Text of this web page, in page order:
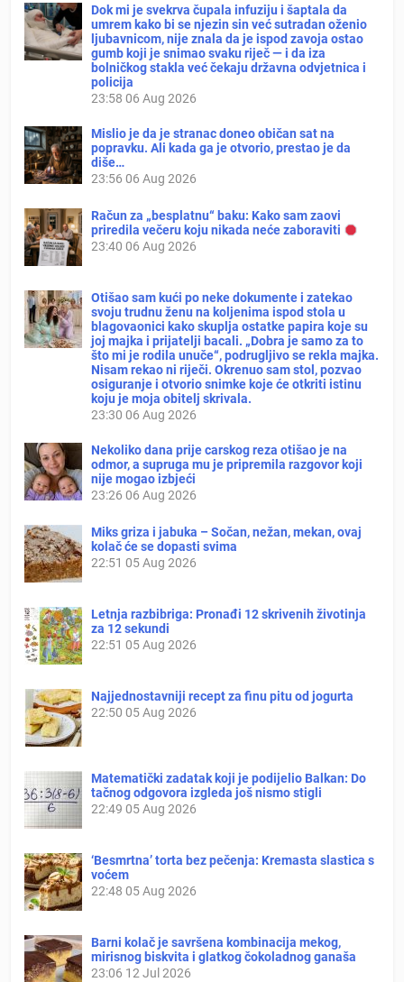
Dok mi je svekrva čupala infuziju i šaptala da
umrem kako bi se njezin sin već sutradan oženio
ljubavnicom, nije znala da je ispod zavoja ostao
gumb koji je snimao svaku riječ — i da iza
bolničkog stakla već čekaju državna odvjetnica i
policija
23:58 06 Aug 2026
Mislio je da je stranac doneo običan sat na
popravku. Ali kada ga je otvorio, prestao je da
diše…
23:56 06 Aug 2026
Račun za „besplatnu“ baku: Kako sam zaovi
priredila večeru koju nikada neće zaboraviti
23:40 06 Aug 2026
Otišao sam kući po neke dokumente i zatekao
svoju trudnu ženu na koljenima ispod stola u
blagovaonici kako skuplja ostatke papira koje su
joj majka i prijatelji bacali. „Dobra je samo za to
što mi je rodila unuče“, podrugljivo se rekla majka.
Nisam rekao ni riječi. Okrenuo sam stol, pozvao
osiguranje i otvorio snimke koje će otkriti istinu
koju je moja obitelj skrivala.
23:30 06 Aug 2026
Nekoliko dana prije carskog reza otišao je na
odmor, a supruga mu je pripremila razgovor koji
nije mogao izbjeći
23:26 06 Aug 2026
Miks griza i jabuka – Sočan, nežan, mekan, ovaj
kolač će se dopasti svima
22:51 05 Aug 2026
Letnja razbibriga: Pronađi 12 skrivenih životinja
za 12 sekundi
22:51 05 Aug 2026
Najjednostavniji recept za finu pitu od jogurta
22:50 05 Aug 2026
Matematički zadatak koji je podijelio Balkan: Do
tačnog odgovora izgleda još nismo stigli
22:49 05 Aug 2026
‘Besmrtna’ torta bez pečenja: Kremasta slastica s
voćem
22:48 05 Aug 2026
Barni kolač je savršena kombinacija mekog,
mirisnog biskvita i glatkog čokoladnog ganaša
23:06 12 Jul 2026